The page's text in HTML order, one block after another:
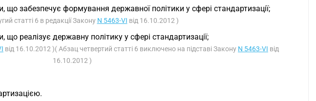
що забезпечує формування державної політики у сфері стандартизації;
статті 6 в редакції Закону N 5463-VI від 16.10.2012 )
реалізує державну політику у сфері стандартизації;
від 16.10.2012 )( Абзац четвертий статті 6 виключено на підставі Закону N 5463-VI від
16.10.2012 )